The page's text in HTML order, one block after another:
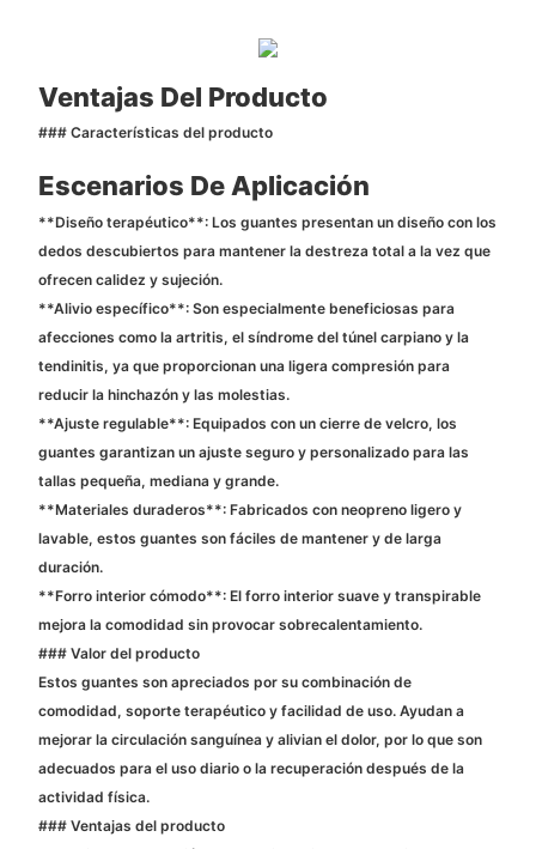
Ventajas Del Producto
### Características del producto
Escenarios De Aplicación
**Diseño terapéutico**: Los guantes presentan un diseño con los
dedos descubiertos para mantener la destreza total a la vez que
ofrecen calidez y sujeción.
**Alivio específico**: Son especialmente beneficiosas para
afecciones como la artritis, el síndrome del túnel carpiano y la
tendinitis, ya que proporcionan una ligera compresión para
reducir la hinchazón y las molestias.
**Ajuste regulable**: Equipados con un cierre de velcro, los
guantes garantizan un ajuste seguro y personalizado para las
tallas pequeña, mediana y grande.
**Materiales duraderos**: Fabricados con neopreno ligero y
lavable, estos guantes son fáciles de mantener y de larga
duración.
**Forro interior cómodo**: El forro interior suave y transpirable
mejora la comodidad sin provocar sobrecalentamiento.
### Valor del producto
Estos guantes son apreciados por su combinación de
comodidad, soporte terapéutico y facilidad de uso. Ayudan a
mejorar la circulación sanguínea y alivian el dolor, por lo que son
adecuados para el uso diario o la recuperación después de la
actividad física.
### Ventajas del producto